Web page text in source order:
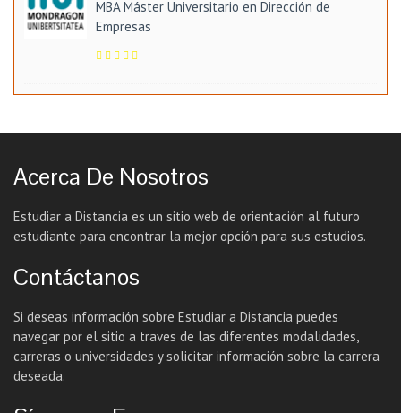
MBA Máster Universitario en Dirección de
Empresas
Acerca De Nosotros
Estudiar a Distancia es un sitio web de orientación al futuro
estudiante para encontrar la mejor opción para sus estudios.
Contáctanos
Si deseas información sobre Estudiar a Distancia puedes
navegar por el sitio a traves de las diferentes modalidades,
carreras o universidades y solicitar información sobre la carrera
deseada.